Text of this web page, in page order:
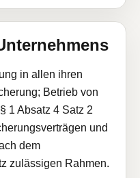
in allen ihren
Betrieb von
1 Absatz 4 Satz 2
und
dem
zulässigen Rahmen.